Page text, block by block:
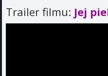
Trailer filmu: Jej